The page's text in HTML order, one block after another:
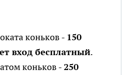
коньков - 150
вход бесплатный.
коньков -250